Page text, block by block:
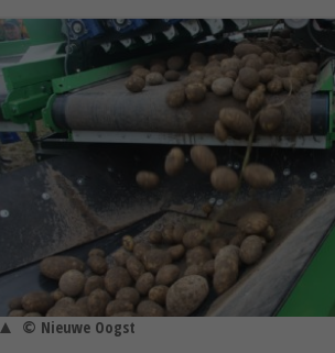
© Nieuwe Oogst